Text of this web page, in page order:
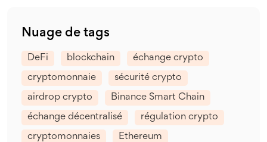
Nuage de tags
DeFi blockchain échange crypto
cryptomonnaie sécurité crypto
airdrop crypto Binance Smart Chain
échange décentralisé régulation crypto
cryptomonnaies Ethereum